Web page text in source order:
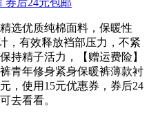
选优质纯棉面料，保暖性
，有效释放裆部压力，不紧
持精子活力，【赠运费险】
青年修身紧身保暖裤薄款衬
，使用15元优惠券，券后24
去看看。